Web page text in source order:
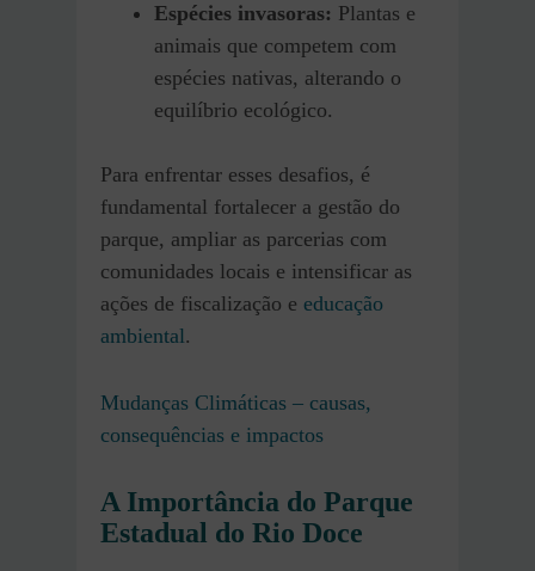
Espécies invasoras: Plantas e
animais que competem com
espécies nativas, alterando o
equilíbrio ecológico.
Para enfrentar esses desafios, é
fundamental fortalecer a gestão do
parque, ampliar as parcerias com
comunidades locais e intensificar as
ações de fiscalização e educação
ambiental.
Mudanças Climáticas – causas,
consequências e impactos
A Importância do Parque
Estadual do Rio Doce